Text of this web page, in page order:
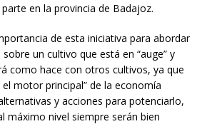
en la provincia de Badajoz.
de esta iniciativa para abordar
un cultivo que está en “auge” y
como hace con otros cultivos, ya que
motor principal” de la economía
y acciones para potenciarlo,
máximo nivel siempre serán bien